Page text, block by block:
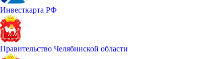
Инвесткарта РФ
Правительство Челябинской области